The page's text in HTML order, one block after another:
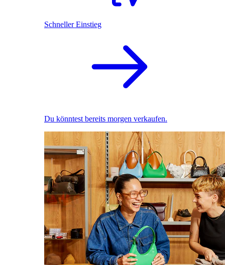
Schneller Einstieg
Du könntest bereits morgen verkaufen.